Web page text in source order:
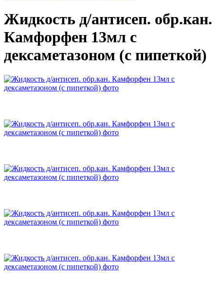
Жидкость д/антисеп. обр.кан.
Камфорфен 13мл с
дексаметазоном (с пипеткой)